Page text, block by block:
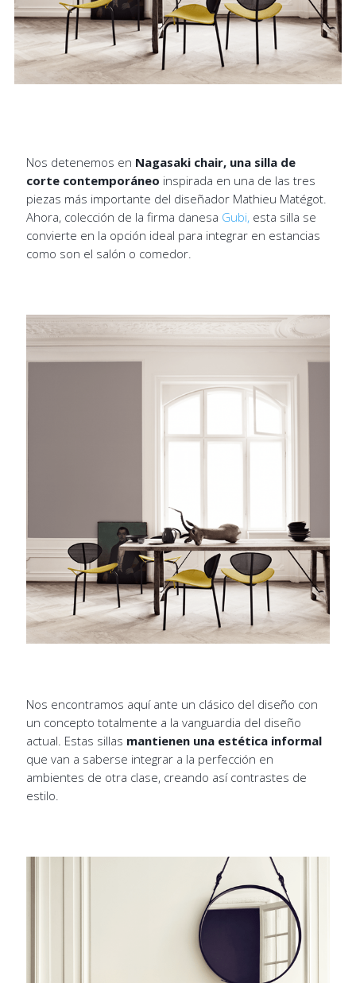
Nos detenemos en Nagasaki chair, una silla de
corte contemporáneo inspirada en una de las tres
piezas más importante del diseñador Mathieu Matégot.
Ahora, colección de la firma danesa Gubi, esta silla se
convierte en la opción ideal para integrar en estancias
como son el salón o comedor.
Nos encontramos aquí ante un clásico del diseño con
un concepto totalmente a la vanguardia del diseño
actual. Estas sillas mantienen una estética informal
que van a saberse integrar a la perfección en
ambientes de otra clase, creando así contrastes de
estilo.